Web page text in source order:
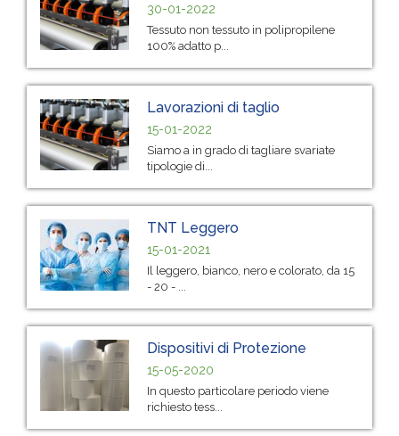
30-01-2022
Tessuto non tessuto in polipropilene
100% adatto p...
Lavorazioni di taglio
15-01-2022
Siamo a in grado di tagliare svariate
tipologie di...
TNT Leggero
15-01-2021
Il leggero, bianco, nero e colorato, da 15
- 20 - ...
Dispositivi di Protezione
15-05-2020
In questo particolare periodo viene
richiesto tess...